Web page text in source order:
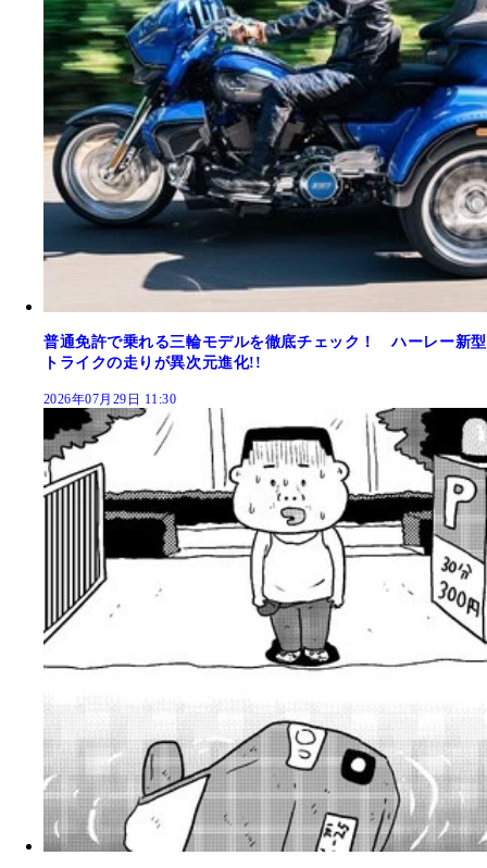
普通免許で乗れる三輪モデルを徹底チェック！ ハーレー新型
トライクの走りが異次元進化!!
2026年07月29日 11:30